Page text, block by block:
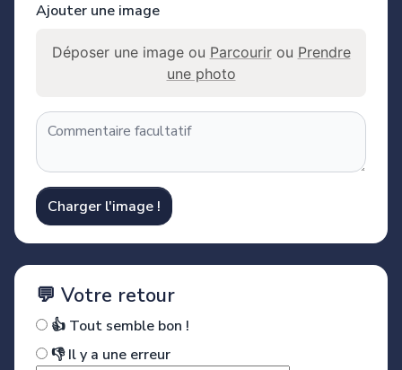
Ajouter une image
Déposer une image ou Parcourirou Prendre
une photo
Charger l'image !
💬 Votre retour
👍 Tout semble bon !
👎 Il y a une erreur